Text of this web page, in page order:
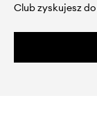
Club zyskujesz do